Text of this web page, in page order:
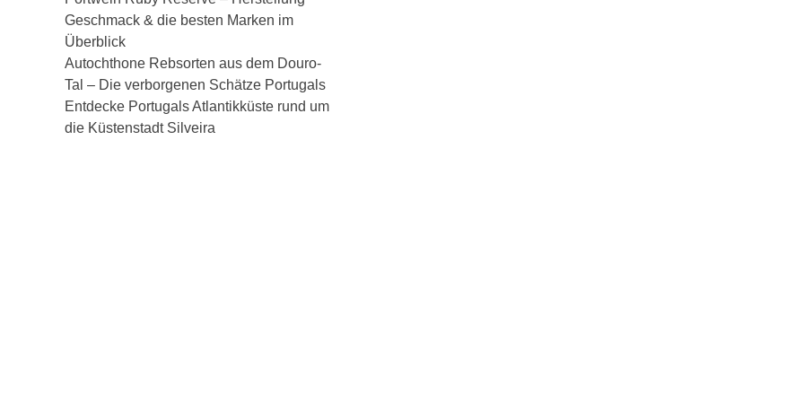
Geschmack & die besten Marken im
Überblick
Autochthone Rebsorten aus dem Douro-
Tal – Die verborgenen Schätze Portugals
Entdecke Portugals Atlantikküste rund um
die Küstenstadt Silveira